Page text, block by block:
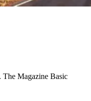
The Magazine Basic